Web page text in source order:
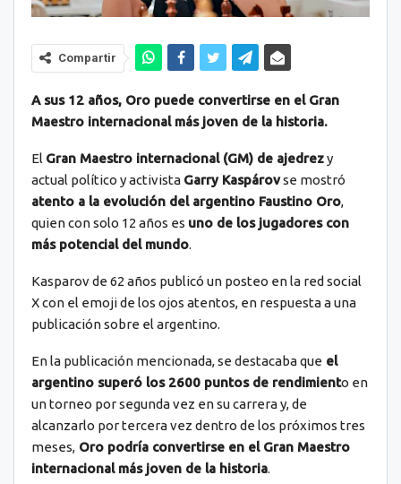
Compartir
A sus 12 años, Oro puede convertirse en el Gran
Maestro internacional más joven de la historia.
El Gran Maestro internacional (GM) de ajedrezy
actual político y activista Garry Kaspárovse mostró
atento a la evolución del argentino Faustino Oro,
quien con solo 12 años es uno de los jugadores con
más potencial del mundo.
Kasparov de 62 años publicó un posteo en la red social
X con el emoji de los ojos atentos, en respuesta a una
publicación sobre el argentino.
En la publicación mencionada, se destacaba que el
argentino superó los 2600 puntos de rendimiento en
un torneo por segunda vez en su carrera y, de
alcanzarlo por tercera vez dentro de los próximos tres
meses, Oro podría convertirse en el Gran Maestro
internacional más joven de la historia.